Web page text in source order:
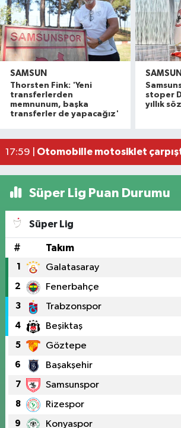
SAMSUN
Thorsten Fink: 'Yeni
transferlerden
memnunum, başka
transferler de yapacağız'
SAMSUN
stoper
yıllık
10:33 |Samsunspor taraftarından
10:29 |Kalıp ustası çalıştığı okul
Alaçam çileği reçel oldu:
17:59 | Otomobille motosiklet
Süper Lig Puan Durumu
Süper Lig
# Takım
1 Galatasaray
2 Fenerbahçe
3 Trabzonspor
4 Beşiktaş
5 Göztepe
6 Başakşehir
7 Samsunspor
8 Rizespor
9 Konyaspor